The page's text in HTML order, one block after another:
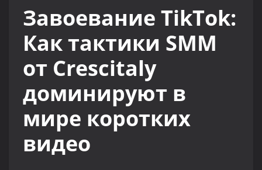
Завоевание TikTok:
Как тактики SMM
от Crescitaly
доминируют в
мире коротких
видео